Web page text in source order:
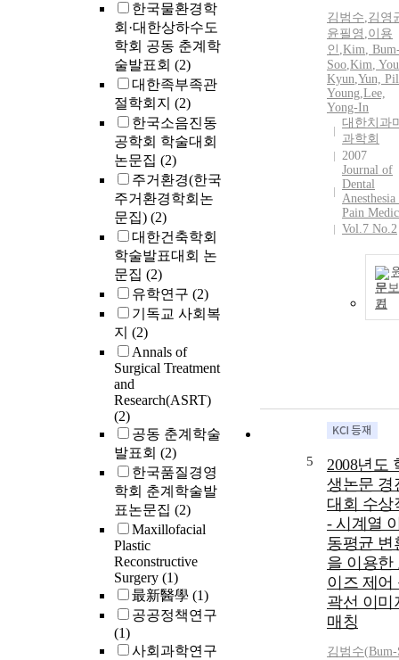
한국물환경학
회·대한상하수도
학회 공동 춘계학
술발표회 (2)
대한족부족관
절학회지 (2)
한국소음진동
공학회 학술대회
논문집 (2)
주거환경(한국
주거환경학회논
문집) (2)
대한건축학회
학술발표대회 논
문집 (2)
유학연구 (2)
기독교 사회복
지 (2)
Annals of
Surgical Treatment
and
Research(ASRT)
(2)
공동 춘계학술
발표회 (2)
한국품질경영
학회 춘계학술발
표논문집 (2)
Maxillofacial
Plastic
Reconstructive
Surgery (1)
最新醫學 (1)
공공정책연구
(1)
사회과학연구
김범수,김영
윤필영 ,이용
인 ,Kim, Bum
Soo,Kim,
Kyun,Yun,
Young,Lee,
Yong-In
대한치과
과학회
2007
Journal of
Dental
Anesthesia
Pain
Vol.7 No.2
문보
기
5
2008년도
생논문 경
대회 수상
- 시계열
동평균 변
을 이용한
이즈 제어
곽선 이미
매칭
김범수(Bum-